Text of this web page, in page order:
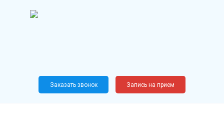
Новослободская, 62, к12
Заказать звонок Запись на прием